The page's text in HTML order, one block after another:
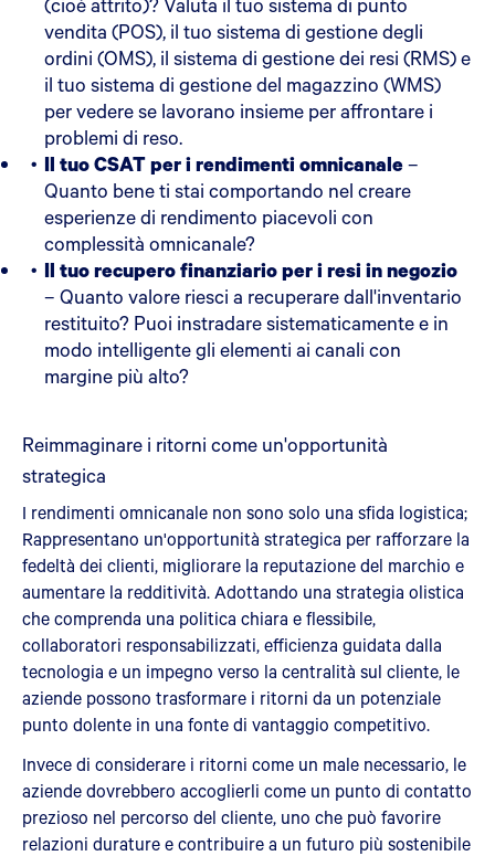
vendita (POS), il tuo sistema di gestione degli
ordini (OMS), il sistema di gestione dei resi (RMS) e
il tuo sistema di gestione del magazzino (WMS)
per vedere se lavorano insieme per affrontare i
problemi di reso.
Il tuo CSAT per i rendimenti omnicanale–
Quanto bene ti stai comportando nel creare
esperienze di rendimento piacevoli con
complessità omnicanale?
Il tuo recupero finanziario per i resi in negozio
– Quanto valore riesci a recuperare dall'inventario
restituito? Puoi instradare sistematicamente e in
modo intelligente gli elementi ai canali con
margine più alto?
Reimmaginare i ritorni come un'opportunità
strategica
I rendimenti omnicanale non sono solo una sfida logistica;
Rappresentano un'opportunità strategica per rafforzare la
fedeltà dei clienti, migliorare la reputazione del marchio e
aumentare la redditività. Adottando una strategia olistica
che comprenda una politica chiara e flessibile,
collaboratori responsabilizzati, efficienza guidata dalla
tecnologia e un impegno verso la centralità sul cliente, le
aziende possono trasformare i ritorni da un potenziale
punto dolente in una fonte di vantaggio competitivo.
Invece di considerare i ritorni come un male necessario, le
aziende dovrebbero accoglierli come un punto di contatto
prezioso nel percorso del cliente, uno che può favorire
relazioni durature e contribuire a un futuro più sostenibile